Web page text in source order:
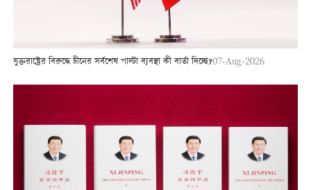
যুক্তরাষ্ট্রের বিরুদ্ধে চীনের সর্বশেষ পাল্টা ব্যবস্থা কী বার্তা দিচ্ছে?07-Aug-2026